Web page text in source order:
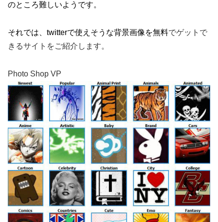
のところ難しいようです。
それでは、twitterで使えそうな背景画像を無料でゲットで
きるサイトをご紹介します。
Photo Shop VP